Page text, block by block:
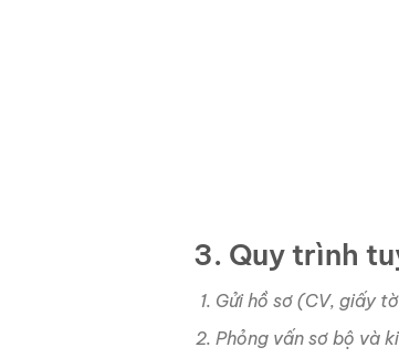
3. Quy trình
Gửi hồ sơ (CV, giấy
Phỏng vấn sơ bộ và